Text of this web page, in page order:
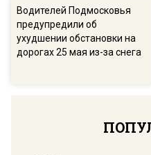
Водителей Подмосковья
предупредили об
ухудшении обстановки на
дорогах 25 мая из-за снега